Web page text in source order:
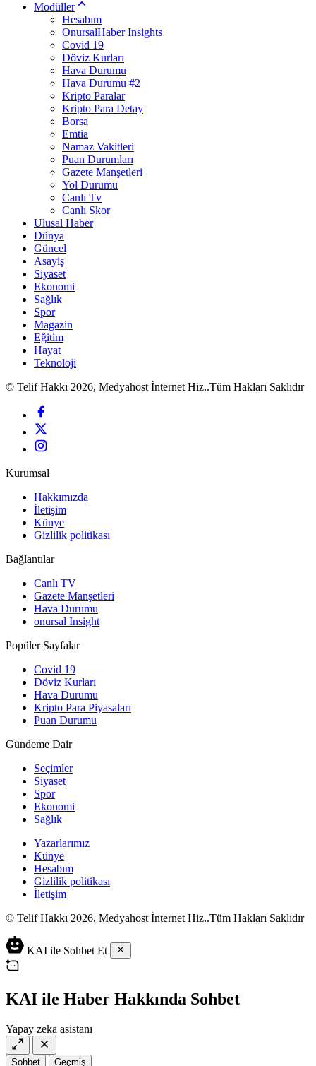
Modüller
Hesabım
OnursalHaber Insights
Covid 19
Döviz Kurları
Hava Durumu
Hava Durumu #2
Kripto Paralar
Kripto Para Detay
Borsa
Emtia
Namaz Vakitleri
Puan Durumları
Gazete Manşetleri
Yol Durumu
Canlı Tv
Canlı Skor
Ulusal Haber
Dünya
Güncel
Asayiş
Siyaset
Ekonomi
Sağlık
Spor
Magazin
Eğitim
Hayat
Teknoloji
© Telif Hakkı 2026, Medyahost İnternet Hiz..Tüm Hakları Saklıdır
Kurumsal
Hakkımızda
İletişim
Künye
Gizlilik politikası
Bağlantılar
Canlı TV
Gazete Manşetleri
Hava Durumu
onursal Insight
Popüler Sayfalar
Covid 19
Döviz Kurları
Hava Durumu
Kripto Para Piyasaları
Puan Durumu
Gündeme Dair
Seçimler
Siyaset
Spor
Ekonomi
Sağlık
Yazarlarımız
Künye
Hesabım
Gizlilik politikası
İletişim
© Telif Hakkı 2026, Medyahost İnternet Hiz..Tüm Hakları Saklıdır
casino
siteleri
casino
2023
lordcasino
canlı
casino
siteleri
iyi
casino
vdcasino
vdcasino
giriş
ev
yapımı
salça
KAI ile Sohbet Et
KAI ile Haber Hakkında Sohbet
Yapay zeka asistanı
Sohbet Geçmiş